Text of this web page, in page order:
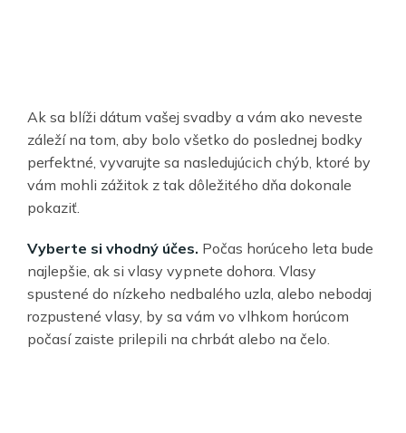
Ak sa blíži dátum vašej svadby a vám ako neveste
záleží na tom, aby bolo všetko do poslednej bodky
perfektné, vyvarujte sa nasledujúcich chýb, ktoré by
vám mohli zážitok z tak dôležitého dňa dokonale
pokaziť.
Vyberte si vhodný účes. Počas horúceho leta bude
najlepšie, ak si vlasy vypnete dohora. Vlasy
spustené do nízkeho nedbalého uzla, alebo nebodaj
rozpustené vlasy, by sa vám vo vlhkom horúcom
počasí zaiste prilepili na chrbát alebo na čelo.